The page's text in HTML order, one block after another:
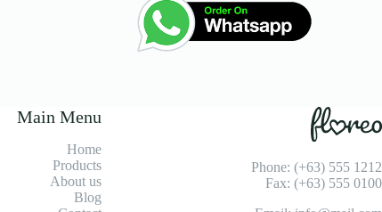
Phone: (+63) 555 1212
Fax: (+63) 555 0100
Main Menu
Home
Products
About us
Blog